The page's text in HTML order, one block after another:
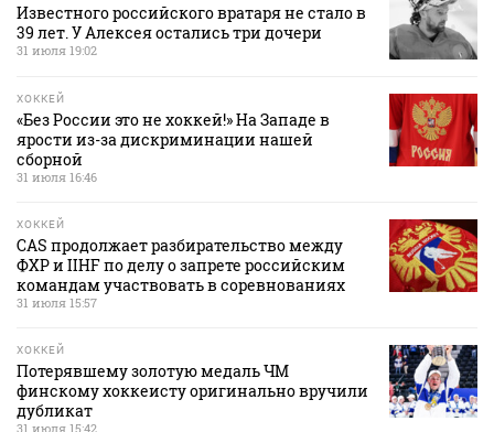
Известного российского вратаря не стало в
39 лет. У Алексея остались три дочери
31 июля 19:02
ХОККЕЙ
«Без России это не хоккей!» На Западе в
ярости из-за дискриминации нашей
сборной
31 июля 16:46
ХОККЕЙ
CAS продолжает разбирательство между
ФХР и IIHF по делу о запрете российским
командам участвовать в соревнованиях
31 июля 15:57
ХОККЕЙ
Потерявшему золотую медаль ЧМ
финскому хоккеисту оригинально вручили
дубликат
31 июля 15:42